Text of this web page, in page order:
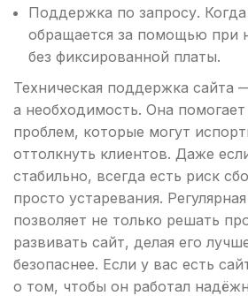
Поддержка по запросу. Когда
обращается за помощью при
без фиксированной платы.
Техническая поддержка сайта
а необходимость. Она
проблем, которые могут
оттолкнуть клиентов. Даже
стабильно, всегда есть риск
просто устаревания.
позволяет не только решать
развивать сайт, делая его
безопаснее. Если у вас есть
о том, чтобы он работал